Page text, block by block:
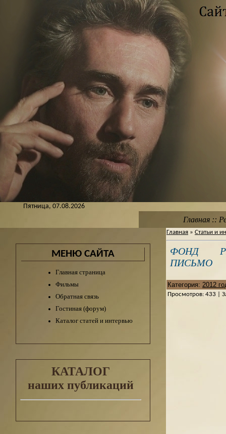
Пятница, 07.08.2026
Главная ::
МЕНЮ САЙТА
Главная страница
Фильмы
Обратная связь
Гостиная (форум)
Каталог статей и интервью
КАТАЛОГ
наших публикаций
Главная » Статьи и
ФОНД
ПИСЬМО
Категория: 2012
Просмотров: 433